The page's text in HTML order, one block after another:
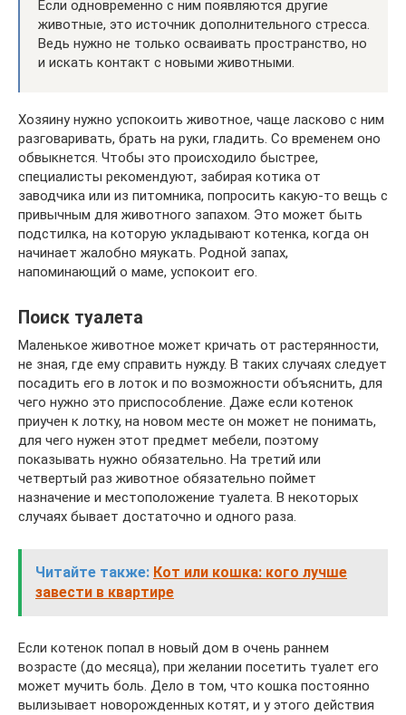
Если одновременно с ним появляются другие
животные, это источник дополнительного стресса.
Ведь нужно не только осваивать пространство, но
и искать контакт с новыми животными.
Хозяину нужно успокоить животное, чаще ласково с ним
разговаривать, брать на руки, гладить. Со временем оно
обвыкнется. Чтобы это происходило быстрее,
специалисты рекомендуют, забирая котика от
заводчика или из питомника, попросить какую-то вещь с
привычным для животного запахом. Это может быть
подстилка, на которую укладывают котенка, когда он
начинает жалобно мяукать. Родной запах,
напоминающий о маме, успокоит его.
Поиск туалета
Маленькое животное может кричать от растерянности,
не зная, где ему справить нужду. В таких случаях следует
посадить его в лоток и по возможности объяснить, для
чего нужно это приспособление. Даже если котенок
приучен к лотку, на новом месте он может не понимать,
для чего нужен этот предмет мебели, поэтому
показывать нужно обязательно. На третий или
четвертый раз животное обязательно поймет
назначение и местоположение туалета. В некоторых
случаях бывает достаточно и одного раза.
Читайте также: Кот или кошка: кого лучше
завести в квартире
Если котенок попал в новый дом в очень раннем
возрасте (до месяца), при желании посетить туалет его
может мучить боль. Дело в том, что кошка постоянно
вылизывает новорожденных котят, и у этого действия